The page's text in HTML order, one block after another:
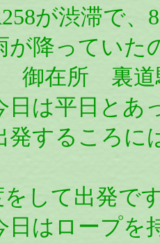
で、8時
たので、
在所 裏道
とあって
には、す
て出発で
プを持た